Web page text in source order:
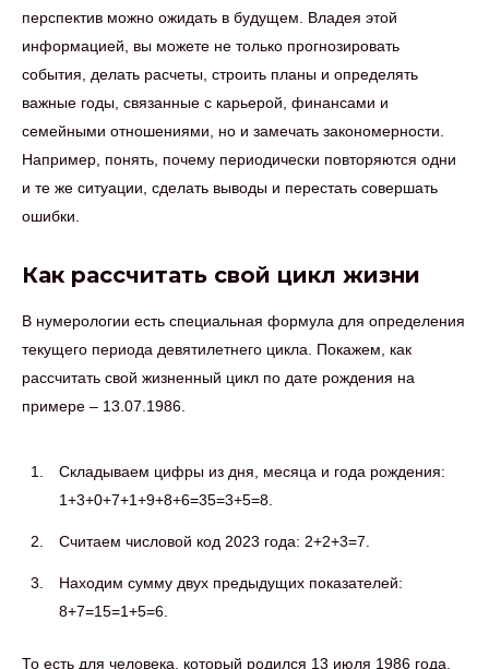
перспектив можно ожидать в будущем. Владея этой
информацией, вы можете не только прогнозировать
события, делать расчеты, строить планы и определять
важные годы, связанные с карьерой, финансами и
семейными отношениями, но и замечать закономерности.
Например, понять, почему периодически повторяются одни
и те же ситуации, сделать выводы и перестать совершать
ошибки.
Как рассчитать свой цикл жизни
В нумерологии есть специальная формула для определения
текущего периода девятилетнего цикла. Покажем, как
рассчитать свой жизненный цикл по дате рождения на
примере – 13.07.1986.
Складываем цифры из дня, месяца и года рождения:
1+3+0+7+1+9+8+6=35=3+5=8.
Считаем числовой код 2023 года: 2+2+3=7.
Находим сумму двух предыдущих показателей:
8+7=15=1+5=6.
То есть для человека, который родился 13 июля 1986 года,